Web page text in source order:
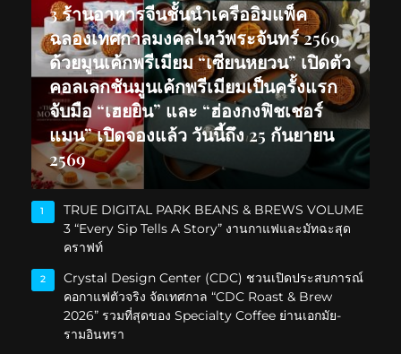
3 ร้านอาหารจีนชั้นนำเครืออิมแพ็ค
ฉลองเทศกาลมงคลไหว้พระจันทร์ 2569
ด้วยมูนเค้กพรีเมียม “เซียนหยวน” เปิดตัว
คอลเลกชันมูนเค้กพรีเมียมเป็นครั้งแรก
จับมือ “เฮยยิน” และ “ฮ่องกงฟิชเชอร์
แมน” เปิดจองแล้ว วันนี้ถึง 25 กันยายน
2569
1
TRUE DIGITAL PARK BEANS & BREWS VOLUME
3 “Every Sip Tells A Story” งานกาแฟและมัทฉะสุด
คราฟท์
2
Crystal Design Center (CDC) ชวนเปิดประสบการณ์
คอกาแฟตัวจริง จัดเทศกาล “CDC Roast & Brew
2026” รวมที่สุดของ Specialty Coffee ย่านเอกมัย-
รามอินทรา